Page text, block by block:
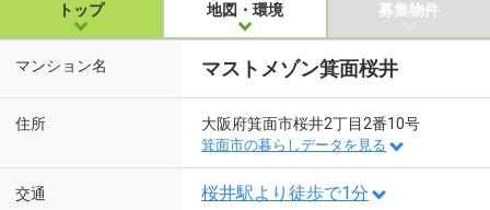
トップ 地図・環境 募集物件
マンション名 マストメゾン箕面桜井
住所 大阪府箕面市桜井2丁目2番10号
箕面市の暮らしデータを見る
交通 桜井駅より徒歩で1分